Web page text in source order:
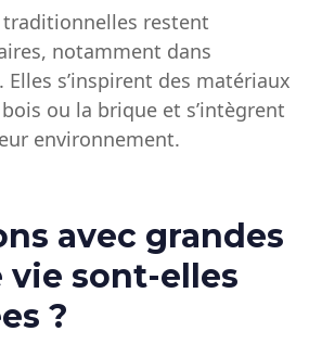
restent
notamment dans
s’inspirent des matériaux
ou la brique et s’intègrent
environnement.
avec grandes
vie sont-elles
?